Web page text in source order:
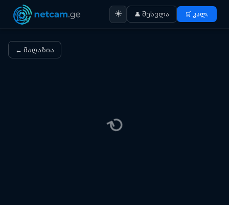
☀️ 👤 შესვლა 🛒 კალ.
← მაღაზია
⟳